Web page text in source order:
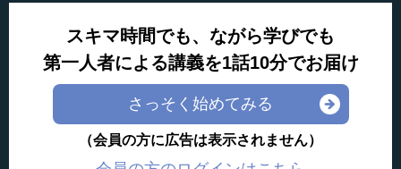
スキマ時間でも、ながら学びでも
第一人者による講義を1話10分でお届け
さっそく始めてみる
（会員の方に広告は表示されません）